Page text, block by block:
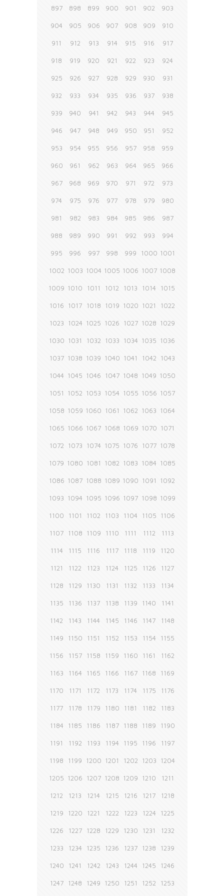
897 898 899 900 901 902 903
904 905 906 907 908 909 910
911 912 913 914 915 916 917
918 919 920 921 922 923 924
925 926 927 928 929 930 931
932 933 934 935 936 937 938
939 940 941 942 943 944 945
946 947 948 949 950 951 952
953 954 955 956 957 958 959
960 961 962 963 964 965 966
967 968 969 970 971 972 973
974 975 976 977 978 979 980
981 982 983 984 985 986 987
988 989 990 991 992 993 994
995 996 997 998 999 1000 1001
1002 1003 1004 1005 1006 1007 1008
1009 1010 1011 1012 1013 1014 1015
1016 1017 1018 1019 1020 1021 1022
1023 1024 1025 1026 1027 1028 1029
1030 1031 1032 1033 1034 1035 1036
1037 1038 1039 1040 1041 1042 1043
1044 1045 1046 1047 1048 1049 1050
1051 1052 1053 1054 1055 1056 1057
1058 1059 1060 1061 1062 1063 1064
1065 1066 1067 1068 1069 1070 1071
1072 1073 1074 1075 1076 1077 1078
1079 1080 1081 1082 1083 1084 1085
1086 1087 1088 1089 1090 1091 1092
1093 1094 1095 1096 1097 1098 1099
1100 1101 1102 1103 1104 1105 1106
1107 1108 1109 1110 1111 1112 1113
1114 1115 1116 1117 1118 1119 1120
1121 1122 1123 1124 1125 1126 1127
1128 1129 1130 1131 1132 1133 1134
1135 1136 1137 1138 1139 1140 1141
1142 1143 1144 1145 1146 1147 1148
1149 1150 1151 1152 1153 1154 1155
1156 1157 1158 1159 1160 1161 1162
1163 1164 1165 1166 1167 1168 1169
1170 1171 1172 1173 1174 1175 1176
1177 1178 1179 1180 1181 1182 1183
1184 1185 1186 1187 1188 1189 1190
1191 1192 1193 1194 1195 1196 1197
1198 1199 1200 1201 1202 1203 1204
1205 1206 1207 1208 1209 1210 1211
1212 1213 1214 1215 1216 1217 1218
1219 1220 1221 1222 1223 1224 1225
1226 1227 1228 1229 1230 1231 1232
1233 1234 1235 1236 1237 1238 1239
1240 1241 1242 1243 1244 1245 1246
1247 1248 1249 1250 1251 1252 1253